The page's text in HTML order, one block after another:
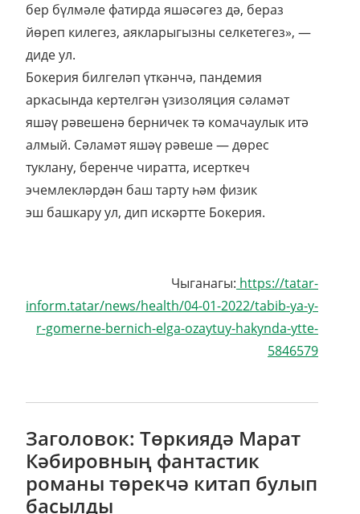
бер бүлмәле фатирда яшәсәгез дә, бераз
йөреп килегез, аякларыгызны селкетегез», —
диде ул.
Бокерия билгеләп үткәнчә, пандемия
аркасында кертелгән үзизоляция сәламәт
яшәү рәвешенә берничек тә комачаулык итә
алмый. Сәламәт яшәү рәвеше — дөрес
туклану, беренче чиратта, исерткеч
эчемлекләрдән баш тарту һәм физик
эш башкару ул, дип искәртте Бокерия.
Чыганагы: https://tatar-
inform.tatar/news/health/04-01-2022/tabib-ya-y-
r-gomerne-bernich-elga-ozaytuy-hakynda-ytte-
5846579
Заголовок: Төркиядә Марат
Кәбировның фантастик
романы төрекчә китап булып
басылды